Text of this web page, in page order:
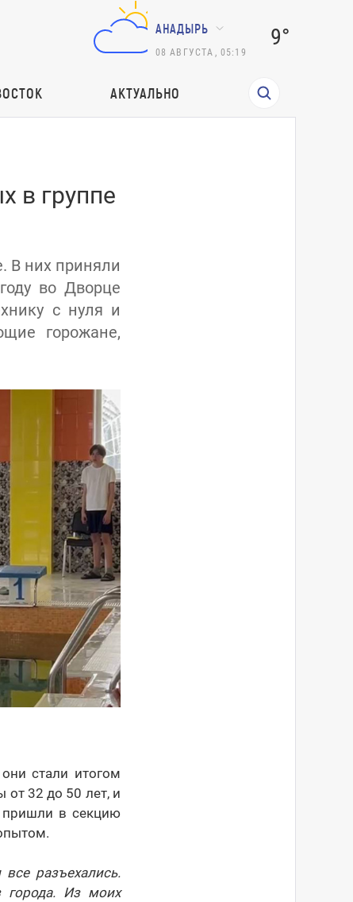
АНАДЫРЬ
08 АВГУСТА 05:19
9°
АКТУАЛЬНО
в группе
В них приняли
во Дворце
с нуля и
горожане,
стали итогом
от 32 до 50 лет, и
в секцию
разъехались.
города. Из моих